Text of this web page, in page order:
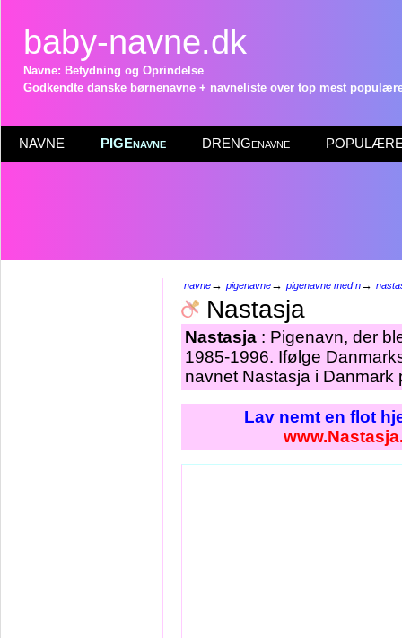
baby-navne.dk
Navne: Betydning og Oprindelse
Godkendte danske børnenavne + navneliste over top mest
NAVNE PIGEnavne DRENGenavne POPULÆRE
navne→ pigenavne→ pigenavne med n→
Nastasja
Nastasja : Pigenavn, der
1985-1996. Ifølge
navnet Nastasja i Danmark
Lav nemt en flot